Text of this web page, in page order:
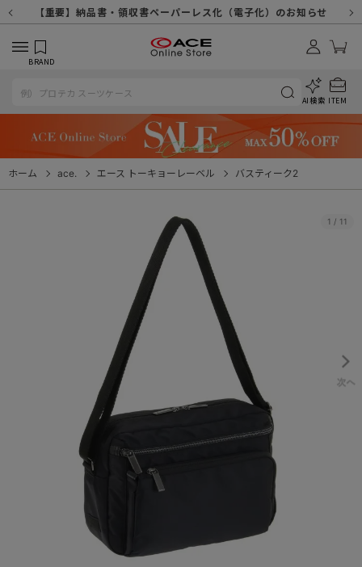
【重要】令和８年熊本地震に伴う配送への影響について
【重要】納品書・領収書ペーパーレス化（電子化）のお知らせ
【重要】天候不良や交通状況・物量増等に伴う配送への影響について
【重要】悪質な詐欺サイトにご注意ください
【重要】各種メールが届かない場合に関しまして
【重要】お問い合わせのご対応に関しまして
【重要】SNSのなりすまし詐欺にご注意ください
BRAND
AI検索 ITEM
ホーム ace. エース トーキョーレーベル バスティーク2
1 / 11